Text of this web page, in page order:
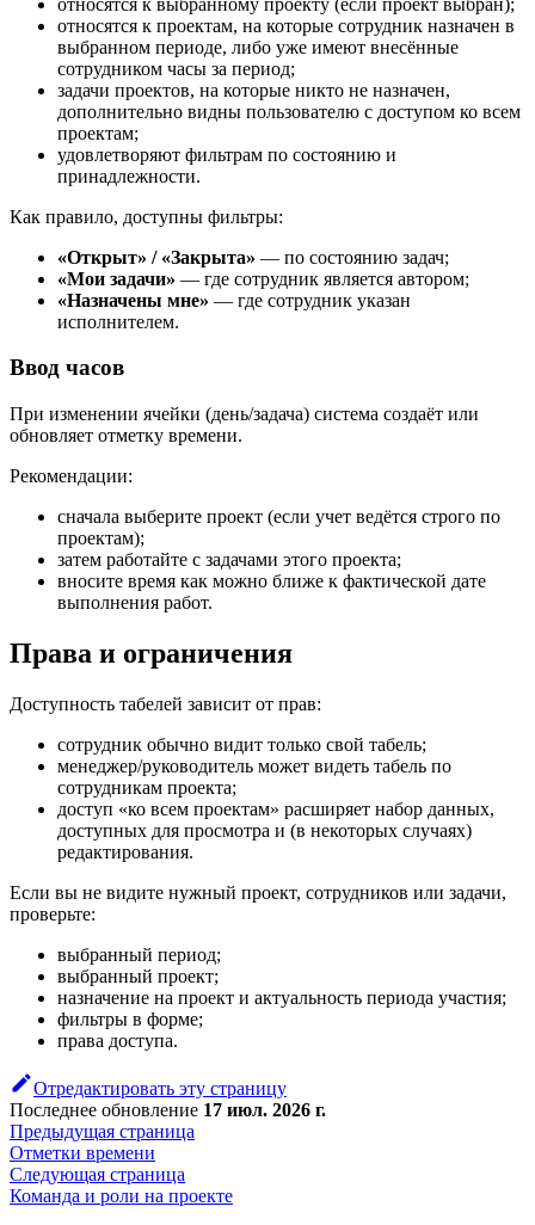
относятся к проектам, на которые сотрудник назначен в
выбранном периоде, либо уже имеют внесённые
сотрудником часы за период;
задачи проектов, на которые никто не назначен,
дополнительно видны пользователю с доступом ко всем
проектам;
удовлетворяют фильтрам по состоянию и
принадлежности.
Как правило, доступны фильтры:
«Открыт» / «Закрыта» — по состоянию задач;
«Мои задачи» — где сотрудник является автором;
«Назначены мне» — где сотрудник указан
исполнителем.
Ввод часов
При изменении ячейки (день/задача) система создаёт или
обновляет отметку времени.
Рекомендации:
сначала выберите проект (если учет ведётся строго по
проектам);
затем работайте с задачами этого проекта;
вносите время как можно ближе к фактической дате
выполнения работ.
Права и ограничения
Доступность табелей зависит от прав:
сотрудник обычно видит только свой табель;
менеджер/руководитель может видеть табель по
сотрудникам проекта;
доступ «ко всем проектам» расширяет набор данных,
доступных для просмотра и (в некоторых случаях)
редактирования.
Если вы не видите нужный проект, сотрудников или задачи,
проверьте:
выбранный период;
выбранный проект;
назначение на проект и актуальность периода участия;
фильтры в форме;
права доступа.
Отредактировать эту страницу
Последнее обновление 17 июл. 2026 г.
Предыдущая страница
Отметки времени
Следующая страница
Команда и роли на проекте